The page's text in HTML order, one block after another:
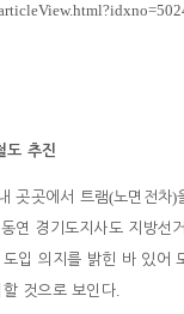
도 추진
곳곳에서 트램(노면전차)
동연 경기도지사도 지방선
입 의지를 밝힌 바 있어
것으로 보인다.